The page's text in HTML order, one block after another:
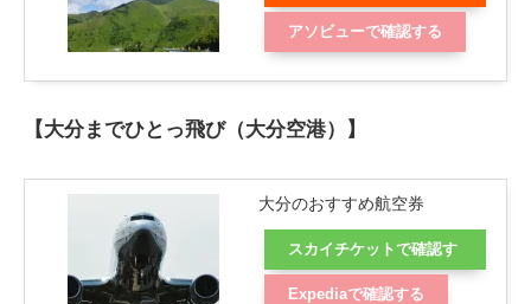
認する
アソビューで確認する
【大分までひとっ飛び（大分空港）】
大分のおすすめ航空券
スカイチケットで確認す
る
Expediaで確認する